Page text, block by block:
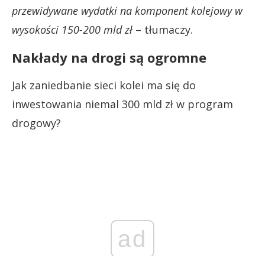
przewidywane wydatki na komponent kolejowy w
wysokości 150-200 mld zł – tłumaczy.
Nakłady na drogi są ogromne
Jak zaniedbanie sieci kolei ma się do
inwestowania niemal 300 mld zł w program
drogowy?
ad